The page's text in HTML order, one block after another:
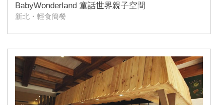
BabyWonderland 童話世界親子空間
新北・輕食簡餐